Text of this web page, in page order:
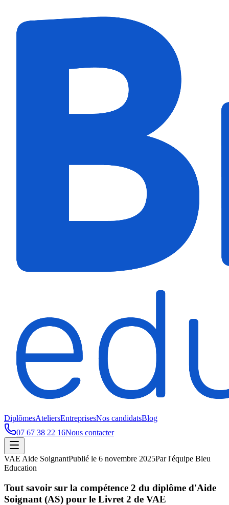
DiplômesAteliersEntreprisesNos candidatsBlog
07 67 38 22 16Nous contacter
VAE Aide SoignantPublié le 6 novembre 2025Parl'équipe Bleu
Education
Tout savoir sur la compétence 2 du diplôme d'Aide
Soignant (AS) pour le Livret 2 de VAE